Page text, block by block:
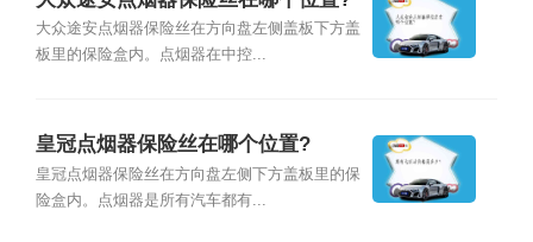
大众途安点烟器保险丝在方向盘左侧盖板下方盖
板里的保险盒内。点烟器在中控...
皇冠点烟器保险丝在哪个位置?
皇冠点烟器保险丝在方向盘左侧下方盖板里的保
险盒内。点烟器是所有汽车都有...